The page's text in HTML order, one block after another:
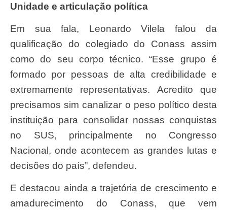
Unidade e articulação política
Em sua fala, Leonardo Vilela falou da
qualificação do colegiado do Conass assim
como do seu corpo técnico. “Esse grupo é
formado por pessoas de alta credibilidade e
extremamente representativas. Acredito que
precisamos sim canalizar o peso político desta
instituição para consolidar nossas conquistas
no SUS, principalmente no Congresso
Nacional, onde acontecem as grandes lutas e
decisões do país”, defendeu.
E destacou ainda a trajetória de crescimento e
amadurecimento do Conass, que vem